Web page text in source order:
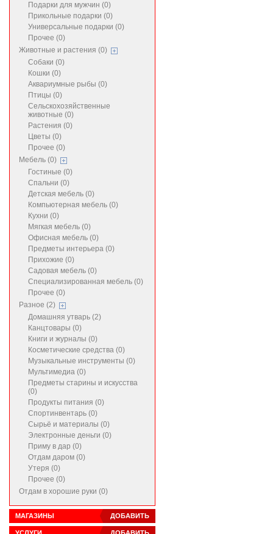
Подарки для мужчин (0)
Прикольные подарки (0)
Универсальные подарки (0)
Прочее (0)
Животные и растения (0)
Собаки (0)
Кошки (0)
Аквариумные рыбы (0)
Птицы (0)
Сельскохозяйственные
животные (0)
Растения (0)
Цветы (0)
Прочее (0)
Мебель (0)
Гостиные (0)
Спальни (0)
Детская мебель (0)
Компьютерная мебель (0)
Кухни (0)
Мягкая мебель (0)
Офисная мебель (0)
Предметы интерьера (0)
Прихожие (0)
Садовая мебель (0)
Специализированная мебель (0)
Прочее (0)
Разное (2)
Домашняя утварь (2)
Канцтовары (0)
Книги и журналы (0)
Косметические средства (0)
Музыкальные инструменты (0)
Мультимедиа (0)
Предметы старины и искусства
(0)
Продукты питания (0)
Спортинвентарь (0)
Сырьё и материалы (0)
Электронные деньги (0)
Приму в дар (0)
Отдам даром (0)
Утеря (0)
Прочее (0)
Отдам в хорошие руки (0)
ДОБАВИТЬ
МАГАЗИНЫ